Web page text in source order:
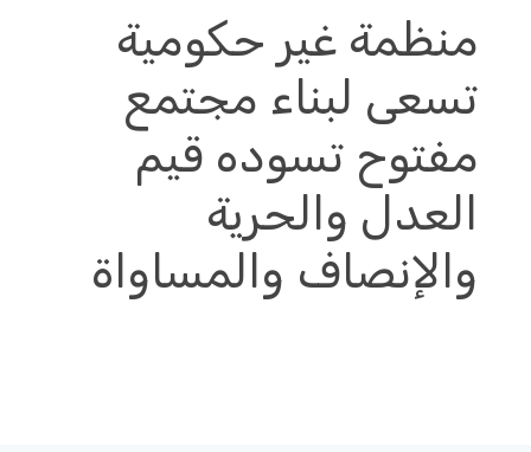
منظمة غير حكومية
تسعى لبناء مجتمع
مفتوح تسوده قيم
العدل والحرية
والإنصاف والمساواة